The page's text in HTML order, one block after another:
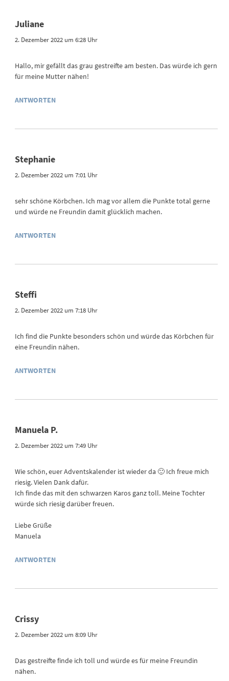
Juliane
2. Dezember 2022 um 6:28 Uhr
Hallo, mir gefällt das grau gestreifte am besten. Das würde ich gern
für meine Mutter nähen!
ANTWORTEN
Stephanie
2. Dezember 2022 um 7:01 Uhr
sehr schöne Körbchen. Ich mag vor allem die Punkte total gerne
und würde ne Freundin damit glücklich machen.
ANTWORTEN
Steffi
2. Dezember 2022 um 7:18 Uhr
Ich find die Punkte besonders schön und würde das Körbchen für
eine Freundin nähen.
ANTWORTEN
Manuela P.
2. Dezember 2022 um 7:49 Uhr
Wie schön, euer Adventskalender ist wieder da 🙂 Ich freue mich
riesig. Vielen Dank dafür.
Ich finde das mit den schwarzen Karos ganz toll. Meine Tochter
würde sich riesig darüber freuen.
Liebe Grüße
Manuela
ANTWORTEN
Crissy
2. Dezember 2022 um 8:09 Uhr
Das gestreifte finde ich toll und würde es für meine Freundin
nähen.